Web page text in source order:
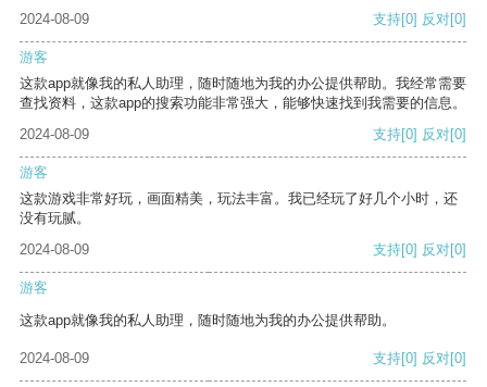
2024-08-09
支持[0] 反对[0]
游客
这款app就像我的私人助理，随时随地为我的办公提供帮助。我经常需要
查找资料，这款app的搜索功能非常强大，能够快速找到我需要的信息。
2024-08-09
支持[0] 反对[0]
游客
这款游戏非常好玩，画面精美，玩法丰富。我已经玩了好几个小时，还
没有玩腻。
2024-08-09
支持[0] 反对[0]
游客
这款app就像我的私人助理，随时随地为我的办公提供帮助。
2024-08-09 支持[0] 反对[0]